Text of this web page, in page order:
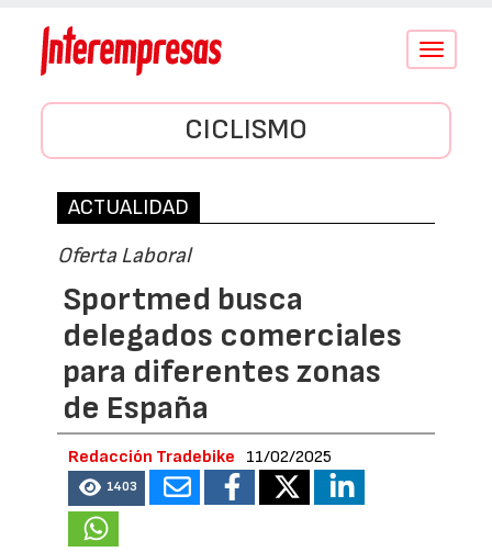
Conmutar
CICLISMO
ACTUALIDAD
Oferta Laboral
Sportmed busca
delegados comerciales
para diferentes zonas
de España
Redacción Tradebike 11/02/2025
1403